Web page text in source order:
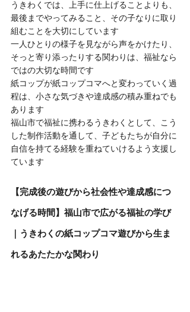
うきわくでは、上手に仕上げることよりも、
最後までやってみること、その子なりに取り
組むことを大切にしています
一人ひとりの様子を見ながら声をかけたり、
そっと寄り添ったりする関わりは、福祉なら
ではの大切な時間です
紙コップが紙コップコマへと変わっていく過
程は、小さな気づきや達成感の積み重ねでも
あります
福山市で福祉に携わるうきわくとして、こう
した制作活動を通して、子どもたちが自分に
自信を持てる経験を重ねていけるよう支援し
ています
【完成後の遊びから社会性や達成感につ
なげる時間】福山市で広がる福祉の学び
｜うきわくの紙コップコマ遊びから生ま
れるあたたかな関わり